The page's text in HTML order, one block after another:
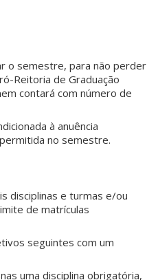
o semestre, para não perder
Reitoria de Graduação
contará com número de
à anuência
no semestre.
disciplinas e turmas e/ou
de matrículas
seguintes com um
uma disciplina obrigatória,